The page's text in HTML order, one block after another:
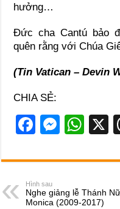
hưởng…
Đức cha Cantú bảo
quên rằng với Chúa
(Tin Vatican – Devin
CHIA SẺ:
F
c
e
b
M
ss
n
W
at
A
Hình sau
Nghe giảng lễ Thánh Nữ
Monica (2009-2017)